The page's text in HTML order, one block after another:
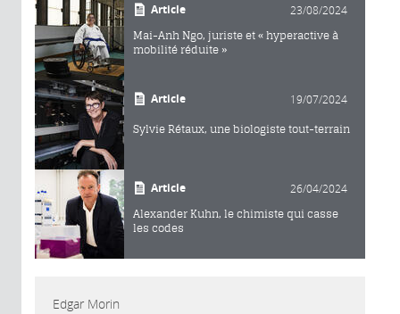
Article 23/08/2024
Mai-Anh Ngo, juriste et « hyperactive à
mobilité réduite »
Article 19/07/2024
Sylvie Rétaux, une biologiste tout-terrain
Article 26/04/2024
Alexander Kuhn, le chimiste qui casse
les codes
Edgar Morin